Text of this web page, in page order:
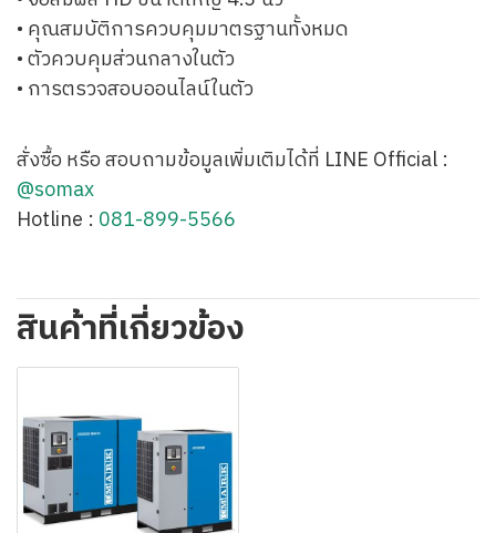
• คุณสมบัติการควบคุมมาตรฐานทั้งหมด
• ตัวควบคุมส่วนกลางในตัว
• การตรวจสอบออนไลน์ในตัว
สั่งซื้อ หรือ สอบถามข้อมูลเพิ่มเติมได้ที่ LINE Official :
@somax
Hotline : 081-899-5566
สินค้าที่เกี่ยวข้อง